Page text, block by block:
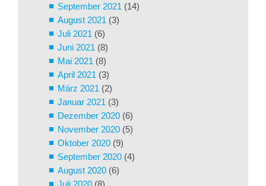
September 2021 (14)
August 2021 (3)
Juli 2021 (6)
Juni 2021 (8)
Mai 2021 (8)
April 2021 (3)
März 2021 (2)
Januar 2021 (3)
Dezember 2020 (6)
November 2020 (5)
Oktober 2020 (9)
September 2020 (4)
August 2020 (6)
Juli 2020 (8)